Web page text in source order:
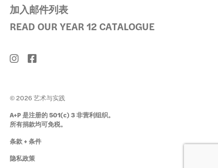
加入邮件列表
READ OUR YEAR 12 CATALOGUE
© 2026 艺术与实践
A+P 是注册的 501(c) 3 非营利组织。
所有捐款均可免税。
条款 + 条件
隐私政策